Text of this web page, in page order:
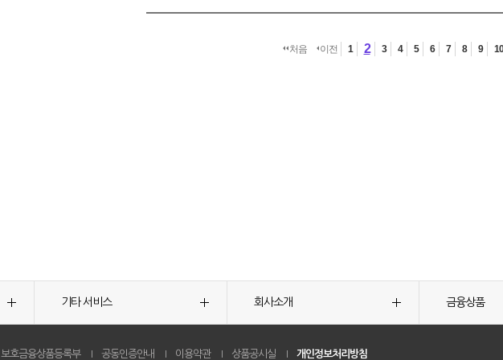
처음 이전 1 2 3 4 5 6 7 8 9 10
기타 서비스 회사소개 금융상품
보호금융상품등록부 공동인증안내 이용약관 상품공시실 개인정보처리방침